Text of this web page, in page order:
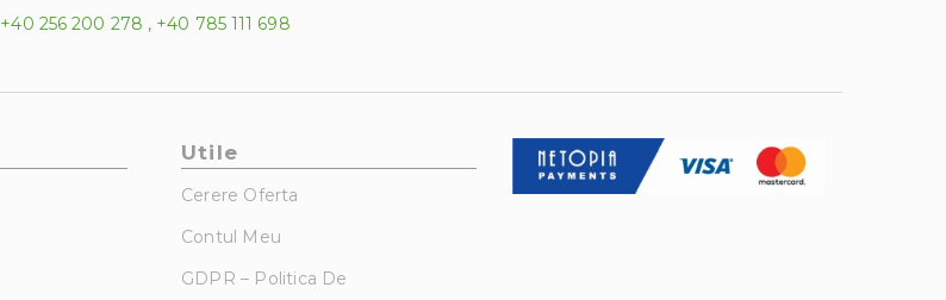
+40 256 200 278 , +40 785 111 698
Utile
Cerere Oferta
Contul Meu
GDPR – Politica De